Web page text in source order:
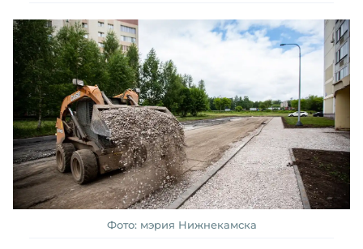
Фото: мэрия Нижнекамска